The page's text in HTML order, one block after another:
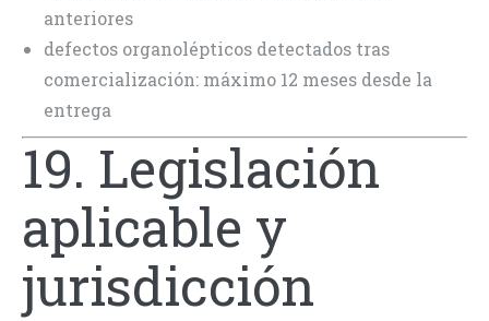
anteriores
defectos organolépticos detectados tras
comercialización: máximo 12 meses desde la
entrega
19. Legislación
aplicable y
jurisdicción